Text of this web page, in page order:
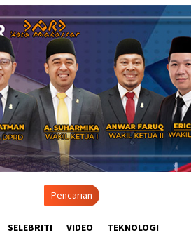
Pencarian
SELEBRITI VIDEO TEKNOLOGI